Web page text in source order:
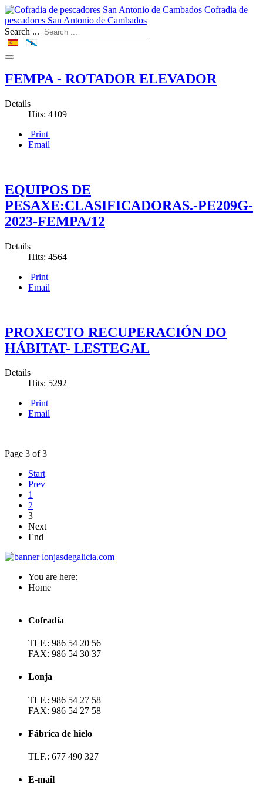
Cofradia de
pescadores San Antonio de Cambados
Search ...
FEMPA - ROTADOR ELEVADOR
Details
Hits: 4109
Print
Email
EQUIPOS DE
PESAXE:CLASIFICADORAS.-PE209G-
2023-FEMPA/12
Details
Hits: 4564
Print
Email
PROXECTO RECUPERACIÓN DO
HÁBITAT- LESTEGAL
Details
Hits: 5292
Print
Email
Page 3 of 3
Start
Prev
1
2
3
Next
End
You are here:
Home
Cofradía
TLF.: 986 54 20 56
FAX: 986 54 30 37
Lonja
TLF.: 986 54 27 58
FAX: 986 54 27 58
Fábrica de hielo
TLF.: 677 490 327
E-mail